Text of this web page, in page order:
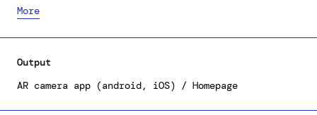
집사밖에 못 봐서 안타깝던 고장난 모습부터 집사조차 못
봤던 특별한 모습까지 오와오가 모두 담아드려요.
More
Output
AR camera app (android, iOS) / Homepage